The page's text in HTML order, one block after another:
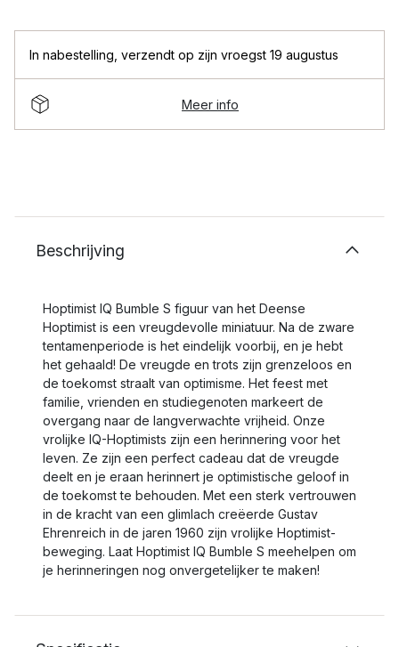
In nabestelling verzendt op zijn vroegst 19 augustus
Meer info
Beschrijving
Hoptimist IQ Bumble S figuur van het Deense
Hoptimist is een vreugdevolle miniatuur. Na de zware
tentamenperiode is het eindelijk voorbij, en je hebt
het gehaald! De vreugde en trots zijn grenzeloos en
de toekomst straalt van optimisme. Het feest met
familie, vrienden en studiegenoten markeert de
overgang naar de langverwachte vrijheid. Onze
vrolijke IQ-Hoptimists zijn een herinnering voor het
leven. Ze zijn een perfect cadeau dat de vreugde
deelt en je eraan herinnert je optimistische geloof in
de toekomst te behouden. Met een sterk vertrouwen
in de kracht van een glimlach creëerde Gustav
Ehrenreich in de jaren 1960 zijn vrolijke Hoptimist-
beweging. Laat Hoptimist IQ Bumble S meehelpen om
je herinneringen nog onvergetelijker te maken!